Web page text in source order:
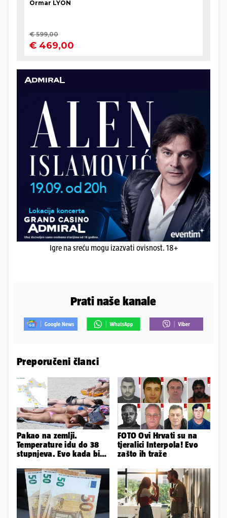
Igre na sreću mogu izazvati ovisnost. 18+
Prati naše kanale
Preporučeni članci
Pakao na zemlji.
Temperature idu do 38
stupnjeva. Evo kada bi
rashladiti
FOTO Ovi Hrvati su na
tjeralici Interpola! Evo
zašto ih traže